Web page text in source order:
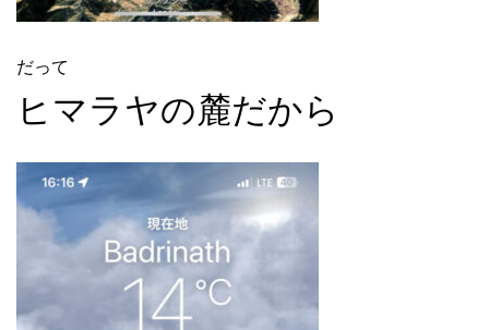
だって
ヒマラヤの麓だから